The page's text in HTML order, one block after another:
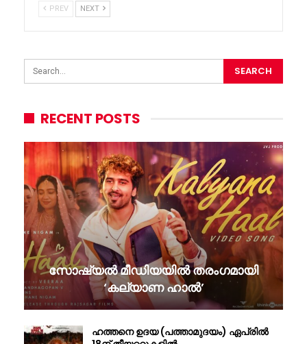
PREV NEXT
RECENT POSTS
സോഷ്യൽ മീഡിയയിൽ തരംഗമായി
‘കല്യാണ ഹാൽ’
ഹത്തനെ ഉദയ (പത്താമുദയം) ഏപ്രിൽ